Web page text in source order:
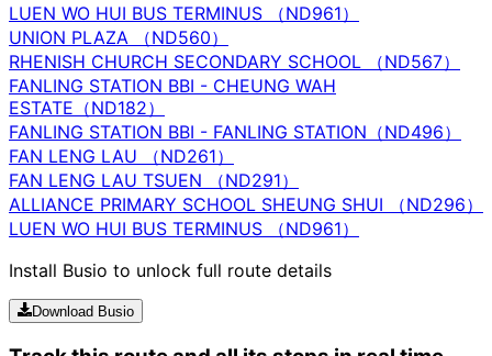
LUEN WO HUI BUS TERMINUS （ND961）
UNION PLAZA （ND560）
RHENISH CHURCH SECONDARY SCHOOL （ND567）
FANLING STATION BBI - CHEUNG WAH
ESTATE（ND182）
FANLING STATION BBI - FANLING STATION（ND496）
FAN LENG LAU （ND261）
FAN LENG LAU TSUEN （ND291）
ALLIANCE PRIMARY SCHOOL SHEUNG SHUI （ND296）
LUEN WO HUI BUS TERMINUS （ND961）
Install Busio to unlock full route details
Download Busio